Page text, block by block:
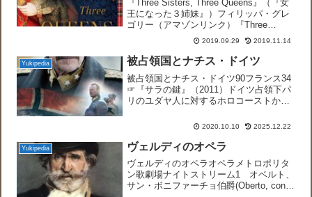
『Three Sisters, Three Queens』（『女
王になった３姉妹』）フィリッパ・グレ
ゴリー（アマゾンリンク）『Three
Sisters, Three Queens』 (The
Plantagenet and Tudor N...
2019.09.29 2019.11.14
Yukipedia 被占領国とナチス・ドイツ
被占領国とナチス・ドイツ90フランス34
☞『サラの鍵』（2011）ドイツ占領下パ
リのユダヤ人に対するホロコーストから
ナリスト。33☞『パリよ永遠に』
作戦を食い止めた...
2020.10.10 2025.12.22
Yukipedia ヴェルディのオペラ
ヴェルディのオペラオペラメトロポリタ
ン歌劇場ナイトストリーム1 オベルト、
サン・ボニファーチョ伯爵(Oberto, conte